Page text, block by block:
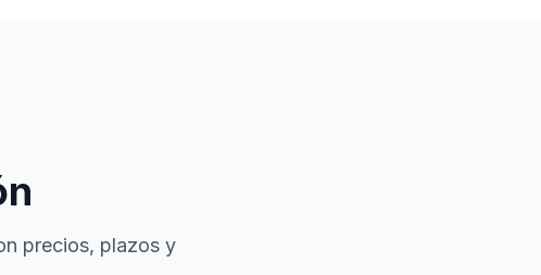
precios, plazos y